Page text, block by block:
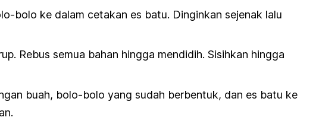
bolo ke dalam cetakan es batu. Dinginkan sejenak lalu
Rebus semua bahan hingga mendidih. Sisihkan hingga
buah, bolo-bolo yang sudah berbentuk, dan es batu ke